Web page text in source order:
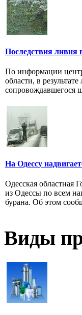
Последствия ливня
По информации
области, в
сопровождавшегося
На Одессу
Одесская областная
из Одессы по всем
бурана. Об этом
Виды